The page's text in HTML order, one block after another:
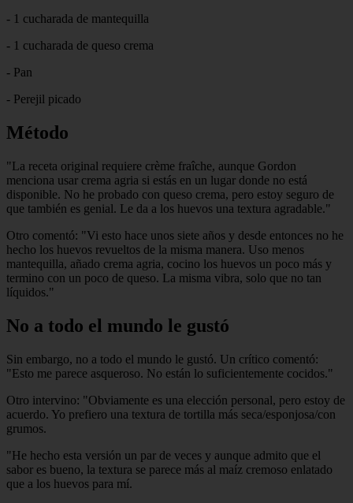
- 1 cucharada de mantequilla
- 1 cucharada de queso crema
- Pan
- Perejil picado
Método
"La receta original requiere crème fraîche, aunque Gordon
menciona usar crema agria si estás en un lugar donde no está
disponible. No he probado con queso crema, pero estoy seguro de
que también es genial. Le da a los huevos una textura agradable."
Otro comentó: "Vi esto hace unos siete años y desde entonces no he
hecho los huevos revueltos de la misma manera. Uso menos
mantequilla, añado crema agria, cocino los huevos un poco más y
termino con un poco de queso. La misma vibra, solo que no tan
líquidos."
No a todo el mundo le gustó
Sin embargo, no a todo el mundo le gustó. Un crítico comentó:
"Esto me parece asqueroso. No están lo suficientemente cocidos."
Otro intervino: "Obviamente es una elección personal, pero estoy de
acuerdo. Yo prefiero una textura de tortilla más seca/esponjosa/con
grumos.
"He hecho esta versión un par de veces y aunque admito que el
sabor es bueno, la textura se parece más al maíz cremoso enlatado
que a los huevos para mí.